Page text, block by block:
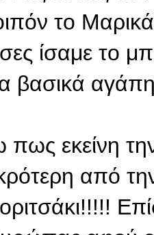
το
ίσαμε το
βασικά
εκείνη
από